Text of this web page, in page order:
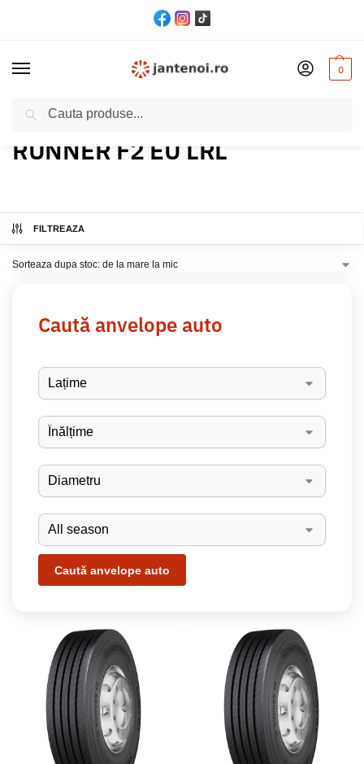
0
Acasă Produs Model / RUNNER F2 EU LRL
RUNNER F2 EU LRL
FILTREAZA
Caută anvelope auto